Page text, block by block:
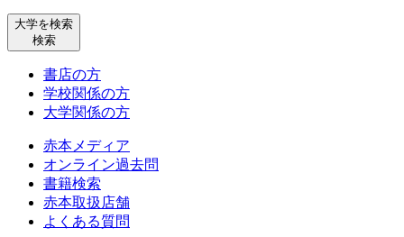
大学を検索
検索
書店の方
学校関係の方
大学関係の方
赤本メディア
オンライン過去問
書籍検索
赤本取扱店舗
よくある質問